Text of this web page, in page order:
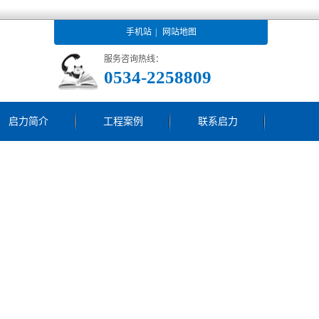
手机站 网站地图
服务咨询热线：
0534-2258809
启力简介 工程案例 联系启力